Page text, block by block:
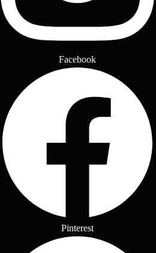
Facebook
Pinterest